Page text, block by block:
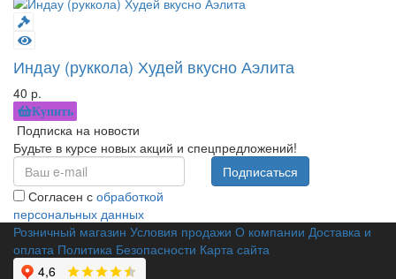
Индау (руккола) Худей вкусно Аэлита
40 р.
Купить
Подписка на новости
Будьте в курсе новых акций и спецпредложений!
Согласен с обработкой
персональных данных
Подписаться
Розничный магазин Условия продажи О компании Доставка и
оплата Политика Безопасности Карта сайта